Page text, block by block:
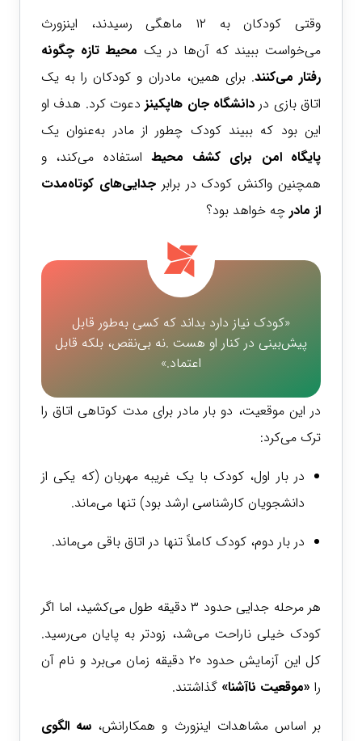
وقتی کودکان به ۱۲ ماهگی رسیدند، اینزورث
می‌خواست ببیند که آن‌ها در یک محیط تازه چگونه
رفتار می‌کنند. برای همین، مادران و کودکان را به یک
اتاق بازی در دانشگاه جان هاپکینز دعوت کرد. هدف او
این بود که ببیند کودک چطور از مادر به‌عنوان یک
پایگاه امن برای کشف محیط استفاده می‌کند، و
همچنین واکنش کودک در برابرجدایی‌های کوتاه‌مدت
از مادر چه خواهد بود؟
«کودک نیاز دارد بداند که کسی به‌طور قابل
پیش‌بینی در کنار او هست .نه بی‌نقص، بلکه قابل
اعتماد.»
در این موقعیت، دو بار مادر برای مدت کوتاهی اتاق را
ترک می‌کرد:
در بار اول، کودک با یک غریبه مهربان (که یکی از
دانشجویان کارشناسی ارشد بود) تنها می‌ماند.
در بار دوم، کودک کاملاً تنها در اتاق باقی می‌ماند.
هر مرحله جدایی حدود ۳ دقیقه طول می‌کشید، اما اگر
کودک خیلی ناراحت می‌شد، زودتر به پایان می‌رسید.
کل این آزمایش حدود ۲۰ دقیقه زمان می‌برد و نام آن
را «موقعیت ناآشنا» گذاشتند.
بر اساس مشاهدات اینزورث و همکارانش، سه الگوی